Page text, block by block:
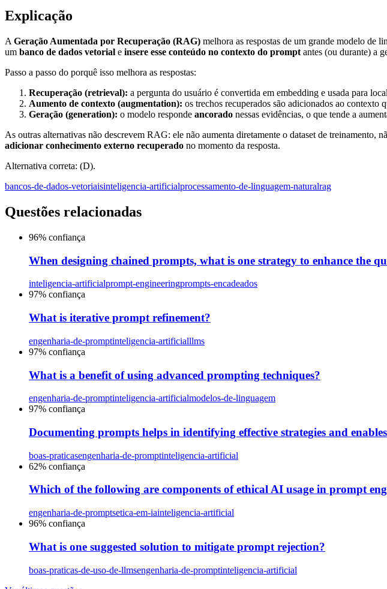
Explicação
A Geração Aumentada por Recuperação (RAG) melhora as respostas de um grande modelo de
um banco de dados vetorial e insere esse conteúdo no contexto do prompt antes (ou durante) a
Passo a passo do porquê isso melhora as respostas:
Recuperação (retrieval): a pergunta do usuário é convertida em embedding e usada para
Aumento de contexto (augmentation): os trechos recuperados são adicionados ao contexto
Geração (generation): o modelo responde ancorado nessas evidências, o que tende a
As outras alternativas não descrevem RAG: ele não aumenta diretamente o dataset de
adicionar conhecimento externo recuperado no momento da resposta.
Alternativa correta: (D).
bancos-de-dados-vetoriaisinteligencia-artificialprocessamento-de-linguagem-naturalrag
Questões relacionadas
96% confiança
When designing chained prompts, what is one strategy to enhance the
inteligencia-artificialprompt-engineeringprompts-encadeados
97% confiança
What is iterative prompt refinement?
engenharia-de-promptinteligencia-artificialllms
97% confiança
What is a benefit of using advanced prompting techniques?
engenharia-de-promptinteligencia-artificialmodelos-de-linguagem
97% confiança
Documenting prompts helps in identifying effective strategies and
boas-praticasengenharia-de-promptinteligencia-artificial
62% confiança
Which of the following are components of ethical AI usage in prompt
engenharia-de-promptsetica-em-iainteligencia-artificial
96% confiança
What is one suggested solution to mitigate prompt rejection?
boas-praticas-de-uso-de-llmsengenharia-de-promptinteligencia-artificial